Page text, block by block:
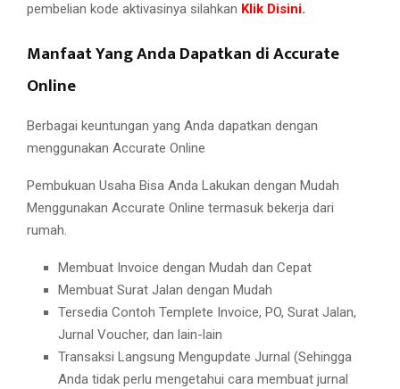
pembelian kode aktivasinya silahkan Klik Disini.
Manfaat Yang Anda Dapatkan di Accurate
Online
Berbagai keuntungan yang Anda dapatkan dengan
menggunakan Accurate Online
Pembukuan Usaha Bisa Anda Lakukan dengan Mudah
Menggunakan Accurate Online termasuk bekerja dari
rumah.
Membuat Invoice dengan Mudah dan Cepat
Membuat Surat Jalan dengan Mudah
Tersedia Contoh Templete Invoice, PO, Surat Jalan,
Jurnal Voucher, dan lain-lain
Transaksi Langsung Mengupdate Jurnal (Sehingga
Anda tidak perlu mengetahui cara membuat jurnal